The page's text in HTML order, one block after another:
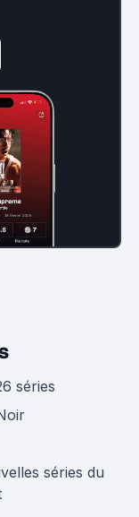
séries
séries du